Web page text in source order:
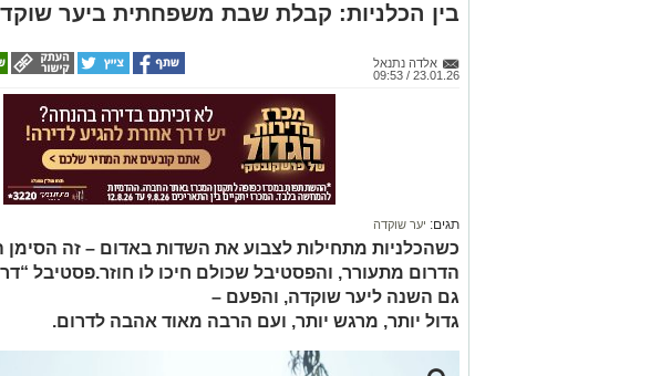
בין הכלניות: קבלת שבת משפחתית ביער
אלדה נתנאל
23.01.26 / 09:53
תגים: יער שוקדה
כשהכלניות מתחילות לצבוע את השדות באדום – זה הסימן
הדרום מתעורר, והפסטיבל שכולם חיכו לו חוזר.פסטיבל
גם השנה ליער שוקדה, והפעם –
גדול יותר, מרגש יותר, ועם הרבה מאוד אהבה לדרום.